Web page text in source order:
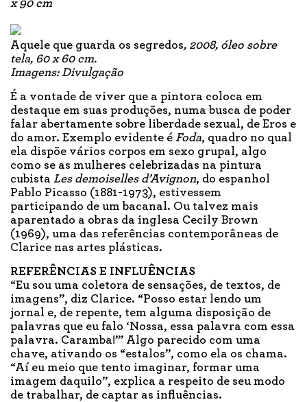
x 90 cm
Aquele que guarda os segredos, 2008, óleo sobre
tela, 60 x 60 cm.
Imagens: Divulgação
É a vontade de viver que a pintora coloca em
destaque em suas produções, numa busca de poder
falar abertamente sobre liberdade sexual, de Eros e
do amor. Exemplo evidente é Foda, quadro no qual
ela dispõe vários corpos em sexo grupal, algo
como se as mulheres celebrizadas na pintura
cubista Les demoiselles d’Avignon, do espanhol
Pablo Picasso (1881-1973), estivessem
participando de um bacanal. Ou talvez mais
aparentado a obras da inglesa Cecily Brown
(1969), uma das referências contemporâneas de
Clarice nas artes plásticas.
REFERÊNCIAS E INFLUÊNCIAS
“Eu sou uma coletora de sensações, de textos, de
imagens”, diz Clarice. “Posso estar lendo um
jornal e, de repente, tem alguma disposição de
palavras que eu falo ‘Nossa, essa palavra com essa
palavra. Caramba!’” Algo parecido com uma
chave, ativando os “estalos”, como ela os chama.
“Aí eu meio que tento imaginar, formar uma
imagem daquilo”, explica a respeito de seu modo
de trabalhar, de captar as influências.